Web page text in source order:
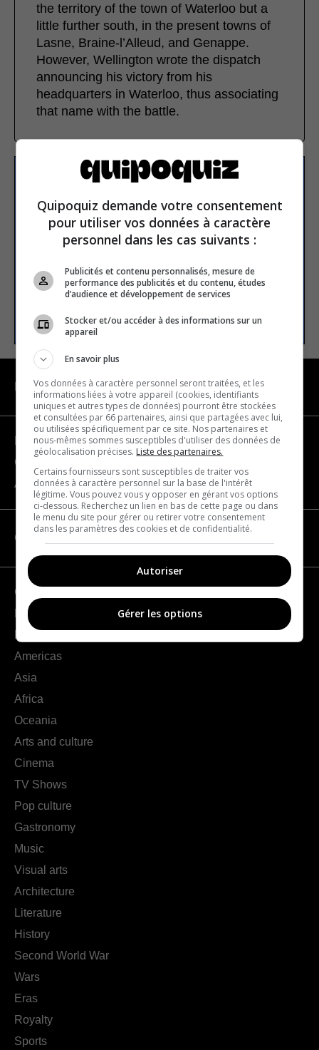
the territory of the town of Waterloo but a
little further south, in the present towns of
Lasne, Braine-l’Alleud, and Genappe.
However, Wellington wrote the dispatch
announcing his victory from his
headquarters in Waterloo, thus associating
that name with the battle.
Subscribe to our
newsletter
NAVIGATION
Become a partner
Contact us
About us
CATEGORIES
Geography
France
Europe
Americas
Asia
Africa
Oceania
Arts and culture
Cinema
TV Shows
Pop culture
Gastronomy
Music
Visual arts
Architecture
Literature
History
Second World War
Wars
Eras
Royalty
Sports
Quipoquiz demande votre consentement
pour utiliser vos données à caractère
personnel dans les cas suivants :
Publicités et contenu personnalisés, mesure de
performance des publicités et du contenu, études
d’audience et développement de services
Stocker et/ou accéder à des informations sur un
appareil
En savoir plus
Vos données à caractère personnel seront traitées, et les
informations liées à votre appareil (cookies, identifiants
uniques et autres types de données) pourront être stockées
et consultées par 66 partenaires, ainsi que partagées avec lui,
ou utilisées spécifiquement par ce site. Nos partenaires et
nous-mêmes sommes susceptibles d'utiliser des données de
géolocalisation précises. Liste des partenaires.
Certains fournisseurs sont susceptibles de traiter vos
données à caractère personnel sur la base de l'intérêt
légitime. Vous pouvez vous y opposer en gérant vos options
ci-dessous. Recherchez un lien en bas de cette page ou dans
le menu du site pour gérer ou retirer votre consentement
dans les paramètres des cookies et de confidentialité.
Autoriser
Gérer les options